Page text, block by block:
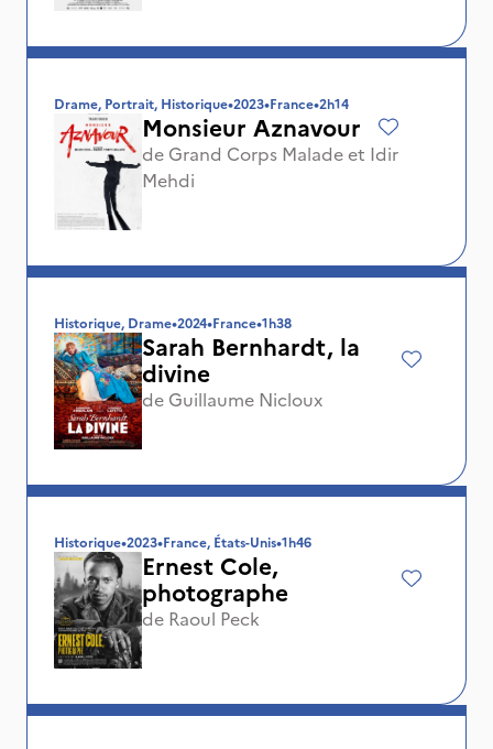
Drame, Portrait, Historique•2023•France•2h14
Monsieur Aznavour
de Grand Corps Malade et Idir
Mehdi
Historique, Drame•2024•France•1h38
Sarah Bernhardt, la
divine
de Guillaume Nicloux
Historique•2023•France, États-Unis•1h46
Ernest Cole,
photographe
de Raoul Peck